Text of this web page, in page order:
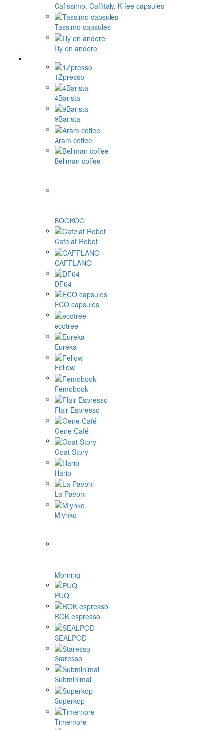
Cafissimo, Caffitaly, K-fee capsules
Tassimo capsules
Illy en andere
1Zpresso
4Barista
9Barista
Aram coffee
Bellman coffee
BOOKOO
Cafelat Robot
CAFFLANO
DF64
ECO capsules
ecotree
Eureka
Fellow
Femobook
Flair Espresso
Gene Café
Goat Story
Hario
La Pavoni
Mlynko
Morning
PUQ
ROK espresso
SEALPOD
Staresso
Subminimal
Superkop
Timemore